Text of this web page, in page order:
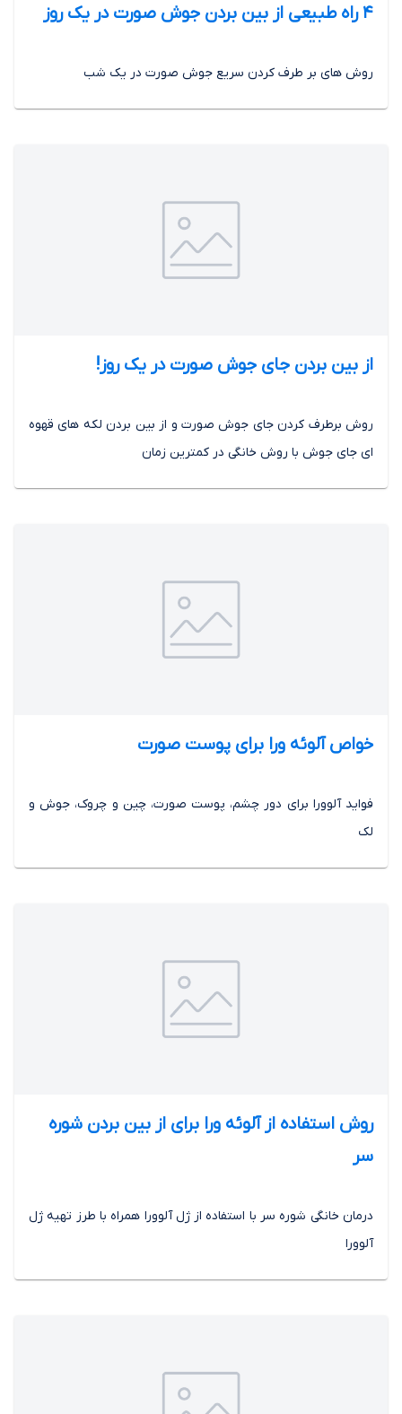
4 راه طبیعی از بین بردن جوش صورت در یک روز
روش های بر طرف کردن سریع جوش صورت در یک شب
از بین بردن جای جوش صورت در یک روز!
روش برطرف کردن جای جوش صورت و از بین بردن لکه های قهوه
ای جای جوش با روش خانگی در کمترین زمان
خواص آلوئه ورا برای پوست صورت
فواید آلوورا برای دور چشم، پوست صورت، چین و چروک، جوش و
لک
روش استفاده از آلوئه ورا برای از بین بردن شوره
سر
درمان خانگی شوره سر با استفاده از ژل آلوورا همراه با طرز تهیه ژل
آلوورا